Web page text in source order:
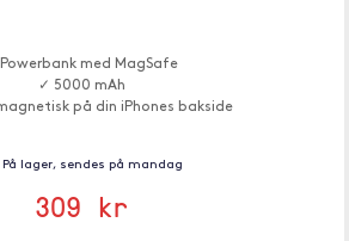
med MagSafe
✓ 5000 mAh
på din iPhones bakside
På lager, sendes på mandag
309 kr